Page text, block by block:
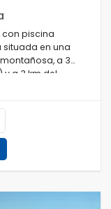
con piscina
situada en una
a 3
a 3 km del